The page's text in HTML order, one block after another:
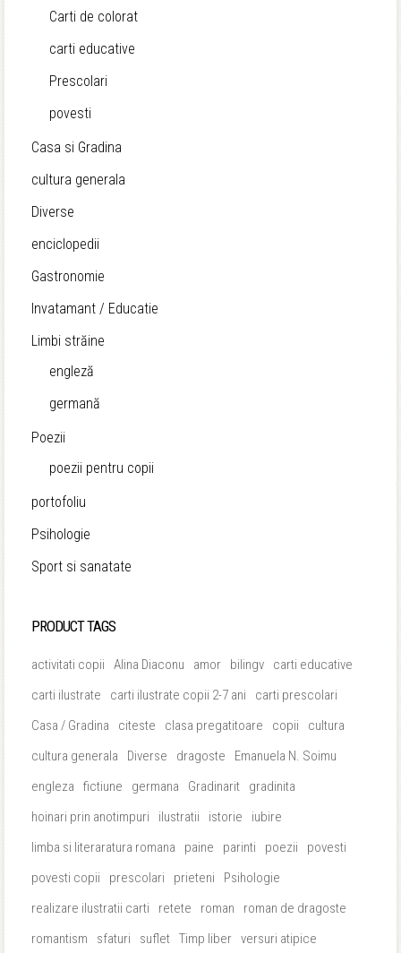
Carti de colorat
carti educative
Prescolari
povesti
Casa si Gradina
cultura generala
Diverse
enciclopedii
Gastronomie
Invatamant / Educatie
Limbi străine
engleză
germană
Poezii
poezii pentru copii
portofoliu
Psihologie
Sport si sanatate
PRODUCT TAGS
activitati copii Alina Diaconu amor bilingv
carti educative
carti ilustrate
carti ilustrate copii 2-7 ani
carti prescolari
Casa / Gradina
citeste clasa pregatitoare copii
cultura
cultura generala
Diverse dragoste
Emanuela N. Soimu
engleza
fictiune germana Gradinarit
gradinita
hoinari prin anotimpuri
ilustratii istorie
iubire
limba si literaratura romana
paine parinti poezii
povesti
povesti copii
prescolari prieteni
Psihologie
realizare ilustratii carti
retete roman
roman de dragoste
romantism
sfaturi suflet Timp liber versuri atipice